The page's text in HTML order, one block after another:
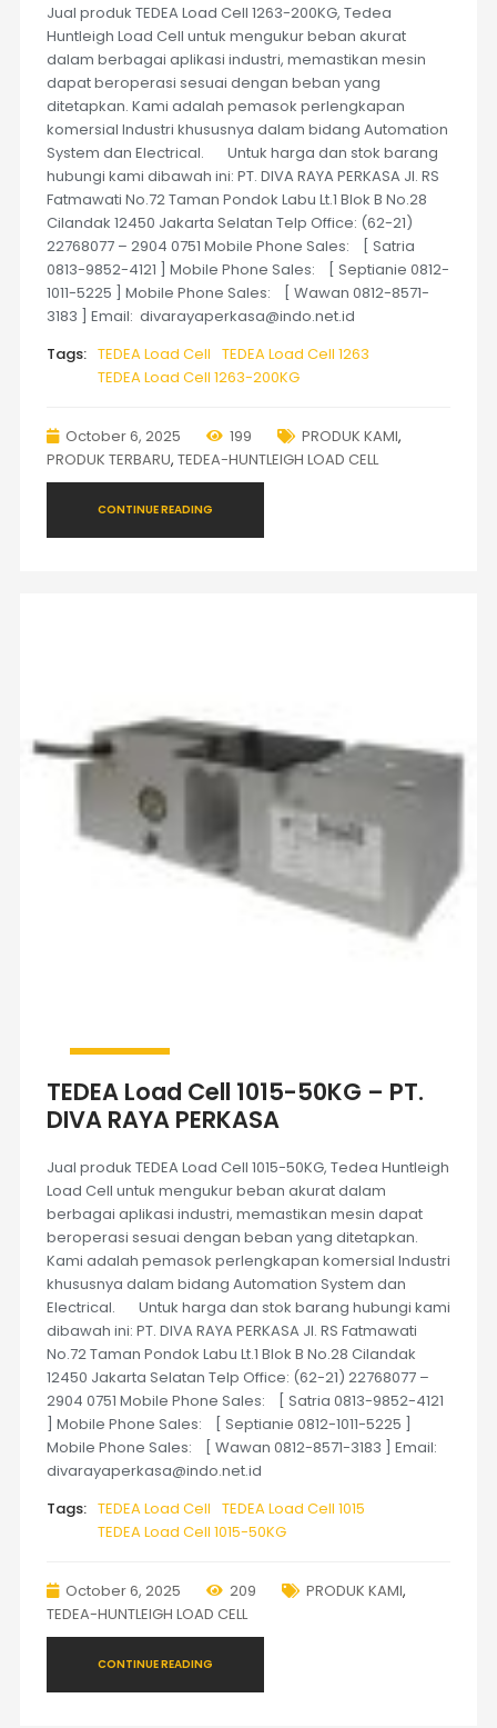
Jual produk TEDEA Load Cell 1263-200KG, Tedea
Huntleigh Load Cell untuk mengukur beban akurat
dalam berbagai aplikasi industri, memastikan mesin
dapat beroperasi sesuai dengan beban yang
ditetapkan. Kami adalah pemasok perlengkapan
komersial Industri khususnya dalam bidang Automation
System dan Electrical. Untuk harga dan stok barang
hubungi kami dibawah ini: PT. DIVA RAYA PERKASA Jl. RS
Fatmawati No.72 Taman Pondok Labu Lt.1 Blok B No.28
Cilandak 12450 Jakarta Selatan Telp Office: (62-21)
22768077 – 2904 0751 Mobile Phone Sales: [ Satria
0813-9852-4121 ] Mobile Phone Sales: [ Septianie 0812-
1011-5225 ] Mobile Phone Sales: [ Wawan 0812-8571-
3183 ] Email: divarayaperkasa@indo.net.id
Tags: TEDEA Load Cell TEDEA Load Cell 1263
TEDEA Load Cell 1263-200KG
October 6, 2025 199 PRODUK KAMI,
PRODUK TERBARU, TEDEA-HUNTLEIGH LOAD CELL
CONTINUE READING
TEDEA Load Cell 1015-50KG – PT.
DIVA RAYA PERKASA
Jual produk TEDEA Load Cell 1015-50KG, Tedea Huntleigh
Load Cell untuk mengukur beban akurat dalam
berbagai aplikasi industri, memastikan mesin dapat
beroperasi sesuai dengan beban yang ditetapkan.
Kami adalah pemasok perlengkapan komersial Industri
khususnya dalam bidang Automation System dan
Electrical. Untuk harga dan stok barang hubungi kami
dibawah ini: PT. DIVA RAYA PERKASA Jl. RS Fatmawati
No.72 Taman Pondok Labu Lt.1 Blok B No.28 Cilandak
12450 Jakarta Selatan Telp Office: (62-21) 22768077 –
2904 0751 Mobile Phone Sales: [ Satria 0813-9852-4121
] Mobile Phone Sales: [ Septianie 0812-1011-5225 ]
Mobile Phone Sales: [ Wawan 0812-8571-3183 ] Email:
divarayaperkasa@indo.net.id
Tags: TEDEA Load Cell TEDEA Load Cell 1015
TEDEA Load Cell 1015-50KG
October 6, 2025 209 PRODUK KAMI,
TEDEA-HUNTLEIGH LOAD CELL
CONTINUE READING